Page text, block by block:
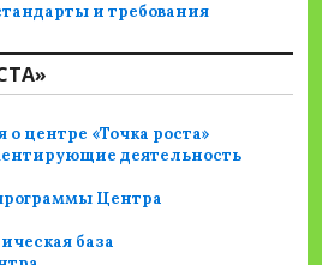
и требования
центре «Точка роста»
деятельность
Центра
база